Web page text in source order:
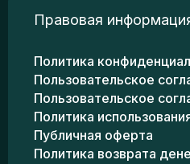
Правовая
Политика
Пользовательское
Пользовательское
Политика
Публичная оферта
Политика возврата